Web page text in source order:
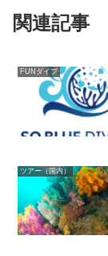
関連記事
FUNダイブ
ツアー（国内）